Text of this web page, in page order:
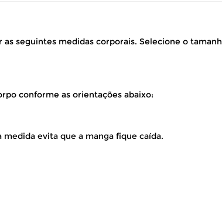
seguintes medidas corporais. Selecione o
conforme as orientações abaixo:
medida evita que a manga fique caída.